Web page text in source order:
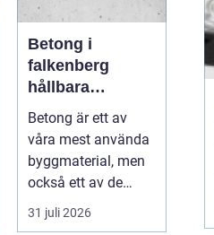
Betong i
falkenberg
hållbara
lösningar för
grund, golv och
utemiljö
Betong är ett av
våra mest använda
byggmaterial, men
också ett av de
mest
missförstådda.
31 juli 2026